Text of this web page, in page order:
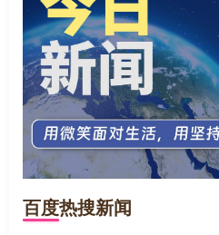
百度热搜新闻